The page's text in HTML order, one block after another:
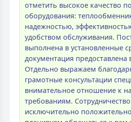
отметить высокое качество
оборудования:
надежностью,
удобством обслуживания.
выполнена в установленные
документация
Отдельно выражаем
грамотные консультации
внимательное отношение к
требованиям.
исключительно